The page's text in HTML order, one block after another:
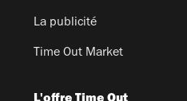
La publicité
Time Out Market